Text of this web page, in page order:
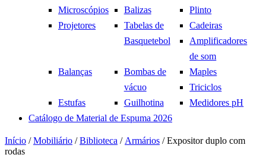
Microscópios
Balizas
Plinto
Projetores
Tabelas de
Basquetebol
Cadeiras
Amplificadores
de som
Balanças
Bombas de
vácuo
Maples
Triciclos
Estufas
Guilhotina
Medidores pH
Catálogo de Material de Espuma 2026
Início /Mobiliário /Biblioteca / Armários / Expositor duplo com
rodas